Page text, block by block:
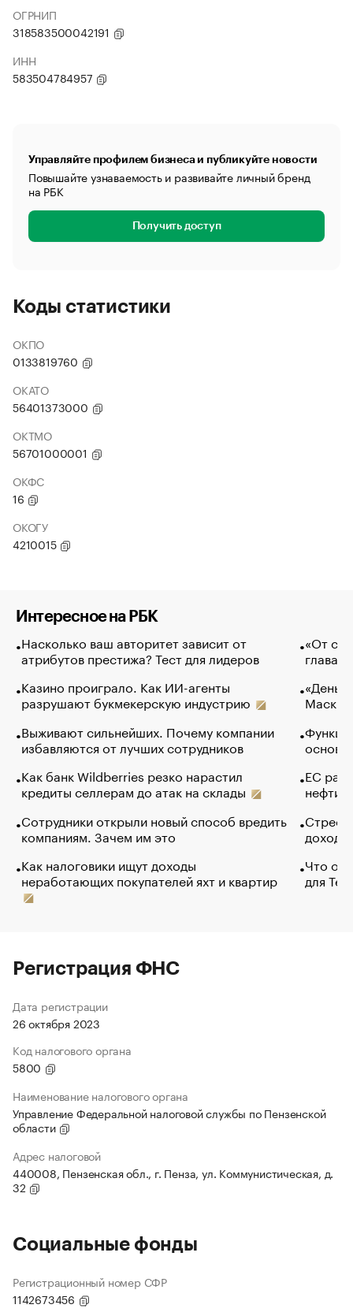
ОГРНИП
318583500042191
ИНН
583504784957
Управляйте профилем бизнеса и публикуйте новости
Повышайте узнаваемость и развивайте личный бренд
на РБК
Получить доступ
Коды статистики
ОКПО
0133819760
ОКАТО
56401373000
ОКТМО
56701000001
ОКФС
16
ОКОГУ
4210015
Интересное на РБК
Насколько ваш авторитет зависит от
атрибутов престижа? Тест для лидеров
Казино проиграло. Как ИИ-агенты
разрушают букмекерскую индустрию
Выживают сильнейших. Почему компании
избавляются от лучших сотрудников
Как банк Wildberries резко нарастил
кредиты селлерам до атак на склады
Сотрудники открыли новый способ вредить
компаниям. Зачем им это
Как налоговики ищут доходы
неработающих покупателей яхт и квартир
«От
глава
Маск в
основ
ЕС
нефти
Что
для
Регистрация ФНС
Дата регистрации
26 октября 2023
Код налогового органа
5800
Наименование налогового органа
Управление Федеральной налоговой службы по Пензенской
области
Адрес налоговой
440008, Пензенская обл., г. Пенза, ул. Коммунистическая, д.
32
Социальные фонды
Регистрационный номер СФР
1142673456